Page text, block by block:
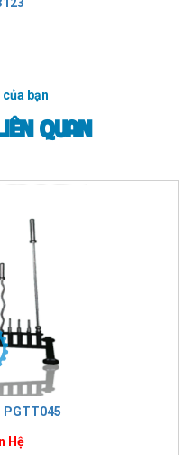
bạn
QUAN
PGTT045
Hệ